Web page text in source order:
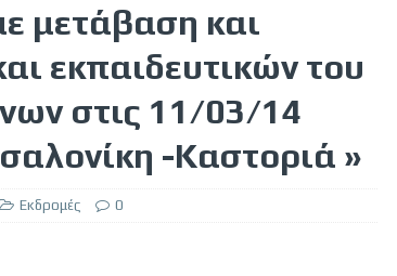
μετάβαση και
εκπαιδευτικών του
στις 11/03/14
-Καστοριά »
Εκδρομές 0